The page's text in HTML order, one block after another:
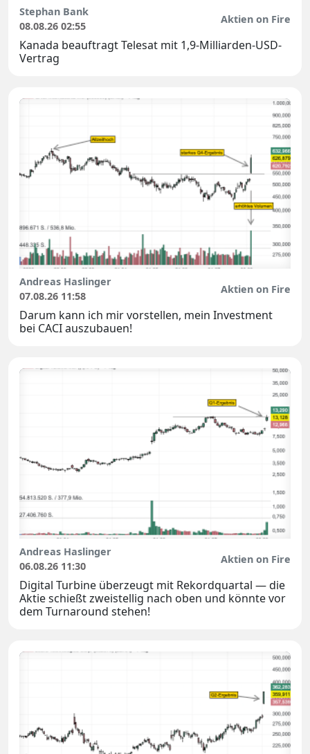
Stephan Bank
08.08.26 02:55
Aktien on Fire
Kanada beauftragt Telesat mit 1,9-Milliarden-USD-
Vertrag
Andreas Haslinger
07.08.26 11:58
Aktien on Fire
Darum kann ich mir vorstellen, mein Investment
bei CACI auszubauen!
Andreas Haslinger
06.08.26 11:30
Aktien on Fire
Digital Turbine überzeugt mit Rekordquartal — die
Aktie schießt zweistellig nach oben und könnte vor
dem Turnaround stehen!